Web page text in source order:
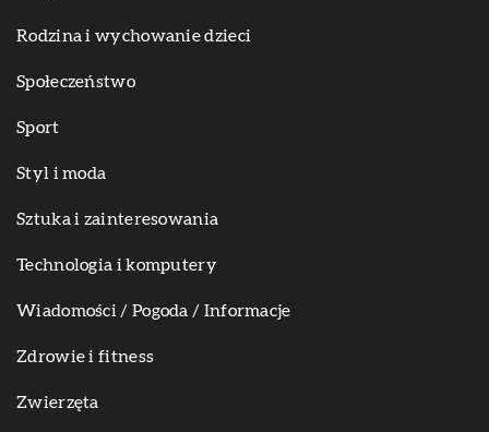
Rodzina i wychowanie dzieci
Społeczeństwo
Sport
Styl i moda
Sztuka i zainteresowania
Technologia i komputery
Wiadomości / Pogoda / Informacje
Zdrowie i fitness
Zwierzęta